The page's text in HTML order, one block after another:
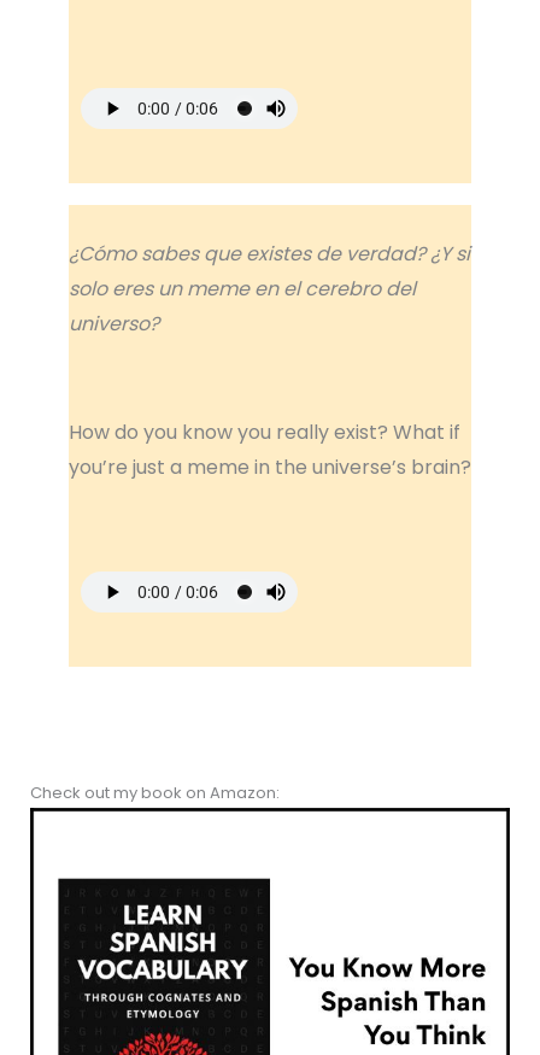
¿Cómo sabes que existes de verdad? ¿Y si
solo eres un meme en el cerebro del
universo?
How do you know you really exist? What if
you’re just a meme in the universe’s brain?
Check out my book on Amazon: